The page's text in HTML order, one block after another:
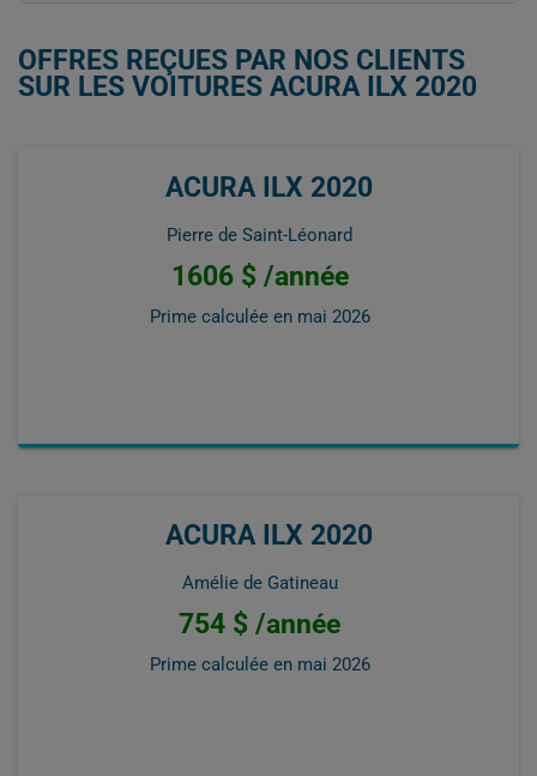
OFFRES REÇUES PAR NOS CLIENTS
SUR LES VOITURES ACURA ILX 2020
ACURA ILX 2020
Pierre de Saint-Léonard
1606 $ /année
Prime calculée en mai 2026
ACURA ILX 2020
Amélie de Gatineau
754 $ /année
Prime calculée en mai 2026